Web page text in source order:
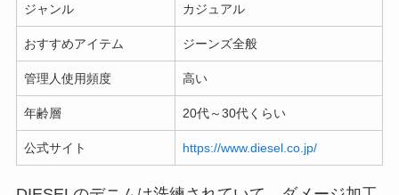
ジャンル カジュアル
おすすめアイテム ジーンズ全般
管理人使用頻度 高い
年齢層 20代～30代くらい
公式サイト https://www.diesel.co.jp/